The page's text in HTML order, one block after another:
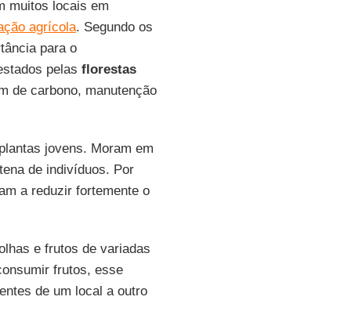
muitos locais em
agrícola. Segundo os
para o
pelas florestas
de carbono, manutenção
jovens. Moram em
de indivíduos. Por
a reduzir fortemente o
e frutos de variadas
frutos, esse
de um local a outro